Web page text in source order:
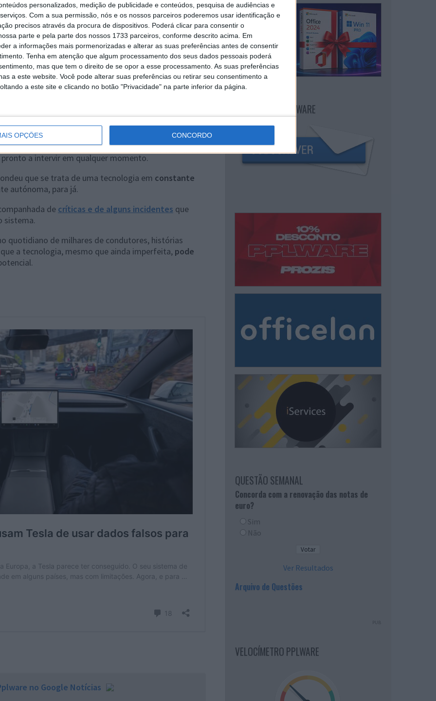
personalizados, medição de publicidade e conteúdos, pesquisa de audiências e
Com a sua permissão, nós e os nossos parceiros poderemos usar identificação e
precisos através da procura de dispositivos. Poderá clicar para consentir o
parte e pela parte dos nossos 1733 parceiros, conforme descrito acima. Em
a informações mais pormenorizadas e alterar as suas preferências antes de consentir
Tenha em atenção que algum processamento dos seus dados pessoais poderá
mas que tem o direito de se opor a esse processamento. As suas preferências
a este website. Você pode alterar suas preferências ou retirar seu consentimento a
a este site e clicando no botão "Privacidade" na parte inferior da página.
OPÇÕES CONCORDO
– which had FSD Supervised enabled – to the
vehicle was en route. ER staff were standing by on…
June 16, 2026
da Tesla
a apostar fortemente em aprendizagem por visão
de dados recolhidos pela sua frota.
numa fase "supervisionada", o que significa
a intervir em qualquer momento.
que se trata de uma tecnologia em constante
autónoma, para já.
de críticas e de alguns incidentes que
sistema.
quotidiano de milhares de condutores, histórias
a tecnologia, mesmo que ainda imperfeita, pode
no Google Notícias
NEWSLETTER PPLWARE
QUESTÃO SEMANAL
Concorda com a renovação das notas de
euro?
Sim
Não
Ver Resultados
Arquivo de Questões
PUB
VELOCÍMETRO PPLWARE